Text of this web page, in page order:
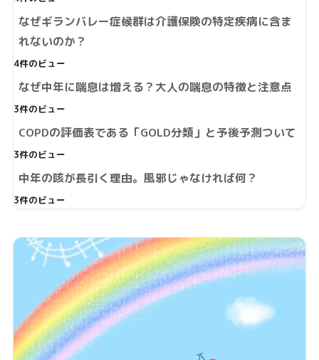
なぜギランバレー症候群は介護保険の特定疾病に含ま
れないのか？
4件のビュー
なぜ中年に喘息は増える？大人の喘息の特徴と注意点
3件のビュー
COPDの評価表である「GOLD分類」と予後予測ついて
3件のビュー
中年の咳が長引く理由。風邪じゃなければ何？
3件のビュー